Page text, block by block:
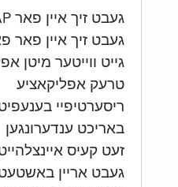
געבט זיך איין פאר SNAP
געבט זיך איין פאר
גייט ווייטער מיטן
טרעק אפליקאציע
ריסערטיפיי
באריכט ענדערונגען
זעט קעיס
געבט אריין